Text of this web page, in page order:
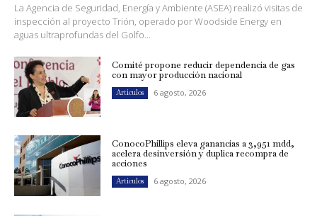
La Agencia de Seguridad, Energía y Ambiente (ASEA) realizó visitas de
inspección al proyecto Trión, operado por Woodside Energy en
aguas ultraprofundas del Golfo...
Comité propone reducir dependencia de gas
con mayor producción nacional
Artículos 6 agosto, 2026
ConocoPhillips eleva ganancias a 3,951 mdd,
acelera desinversión y duplica recompra de
acciones
Artículos 6 agosto, 2026